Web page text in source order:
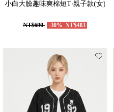
小白大臉趣味爽棉短T‧親子款(女)
NT$690 -30% NT$483